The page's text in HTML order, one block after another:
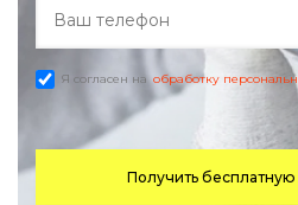
Я согласен на обработку
Получить